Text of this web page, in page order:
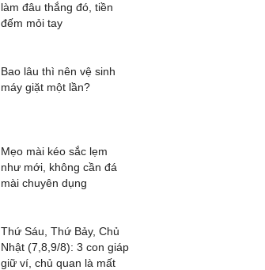
làm đâu thắng đó, tiền
đếm mỏi tay
Bao lâu thì nên vệ sinh
máy giặt một lần?
Mẹo mài kéo sắc lẹm
như mới, không cần đá
mài chuyên dụng
Thứ Sáu, Thứ Bảy, Chủ
Nhật (7,8,9/8): 3 con giáp
giữ ví, chủ quan là mất